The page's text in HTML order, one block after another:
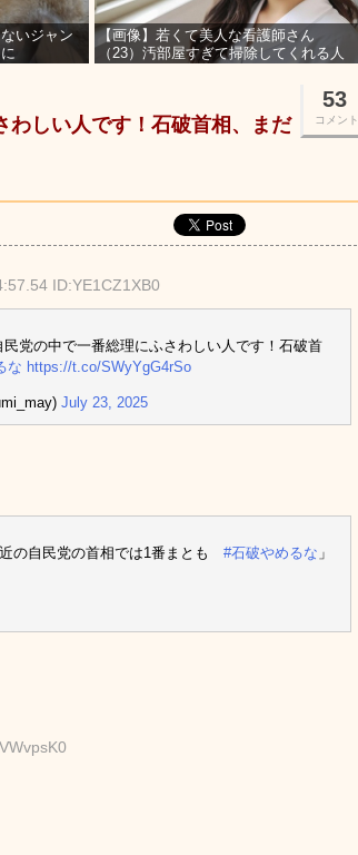
いジャン
【画像】若くて美人な看護師さん
（23）汚部屋すぎて掃除してくれる人
53
コメント
わしい人です！石破首相、まだ
ID:YE1CZ1XB0
党の中で一番総理にふさわしい人です！石破首
な https://t.co/SWyYgG4rSo
July 23, 2025
の自民党の首相では1番まとも #石破やめるな 」